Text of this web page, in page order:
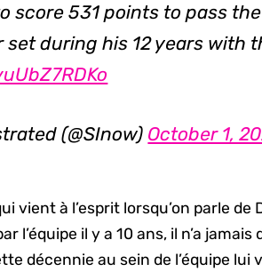
score 531 points to pass
set during his 12 years with
(@SInow) October 1,
vient à l’esprit lorsqu’on parle de
l’équipe il y a 10 ans, il n’a
décennie au sein de l’équipe lui